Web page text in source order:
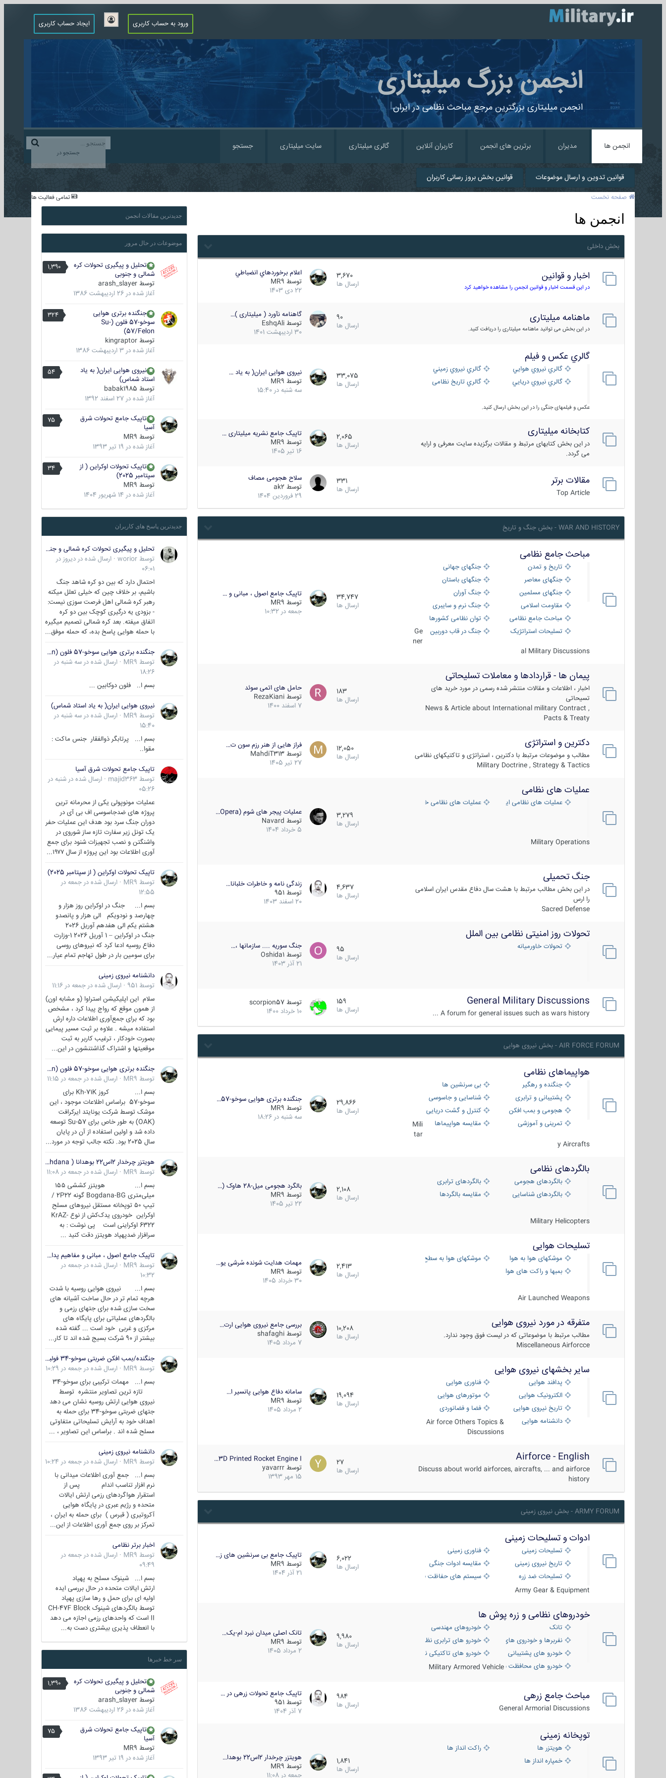
ورود به حساب کاربری ایجاد حساب کاربری
انجمن بزرگ میلیتاری
انجمن میلیتاری بزرگترین مرجع مباحث نظامی در ایران
جستجو در
انجمن ها مدیران برترین های انجمن کاربران آنلاین گالری میلیتاری سایت میلیتاری جستجو
قوانین تدوین و ارسال موضوعات قوانین بخش بروز رسانی کاربران
تمامی فعالیت ها صفحه نخست
انجمن ها
بخش داخلی
اخبار و قوانین
در این قسمت اخبار و قوانین انجمن را مشاهده خواهید کرد
3,670
ارسال ها
اعلام برخوردهاي انضباطي
توسط MR9
22 دی 1403
ماهنامه میلیتاری
در این بخش می توانید ماهنامه میلیتاری را دریافت کنید.
90
ارسال ها
گاهنامه نآورد ( میلیتاری )…
توسط EshqAli
30 اردیبهشت 1401
گالري عكس و فيلم
گالري نيروي هوايي
گالري نيروي زميني
گالري نيروي دريايي
گالري تاریخ نظامی
عکس و فیلمهای جنگی را در این بخش ارسال کنید.
33,075
ارسال ها
نیروی هوایی ایران( به یاد …
توسط MR9
سه شنبه در 15:40
کتابخانه میلیتاری
در این بخش کتابهای مرتبط و مقالات برگزیده سایت معرفی و ارایه
می گردد.
2,065
ارسال ها
تاپیک جامع نشریه میلیتاری …
توسط MR9
16 تیر 1405
مقالات برتر
Top Article
331
ارسال ها
سلاح هجومی مصاف
توسط ak2
29 فروردین 1404
WAR AND HISTORY - بخش جنگ و تاریخ
مباحث جامع نظامی
تاریخ و تمدن
جنگهای جهانی
جنگهای معاصر
جنگهای باستان
جنگهای مسلمین
جنگ آوران
مقاومت اسلامی
جنگ نرم و سایبری
مباحث جامع نظامی
توان نظامی کشورها
تسلیحات استراتژیک
جنگ در قاب دوربین
Ge
ner
al Military Discussions
34,747
ارسال ها
تاپیک جامع اصول ، مبانی و …
توسط MR9
جمعه در 10:32
پیمان ها - قراردادها و معاملات تسلیحاتی
اخبار ، اطلاعات و مقالات منتشر شده رسمی در مورد خرید های
تسیحاتی
News & Article about International military Contract ,
Pacts & Treaty
183
ارسال ها
حامل های اتمی سوئد
توسط RezaKiani
7 اسفند 1400
دکترین و استراتژی
مطالب و موضوعات مرتبط با دکترین ، استراتژی و تاکتیکهای نظامی
Military Doctrine , Strategy & Tactics
12,050
ارسال ها
فراز هایی از هنر رزم سون ت…
توسط MahdiT313
27 تیر 1405
عملیات های نظامی
عملیات های نظامی ایران عملیات های نظامی خارجی
Military Operations
3,279
ارسال ها
عملیات پیجر های شوم (Opera…
توسط Navard
5 خرداد 1404
جنگ تحمیلی
در این بخش مطالب مرتبط با هشت سال دفاع مقدس ایران اسلامی
را ارس
Sacred Defense
4,637
ارسال ها
زندگی نامه و خاطرات خلبانا…
توسط 951
20 اسفند 1403
تحولات روز امنیتی نظامی بین الملل
تحولات خاورمیانه
95
ارسال ها
جنگ سوریه .... سازمانها ،…
توسط Oshida1
21 آذر 1403
General Military Discussions
A forum for general issues such as wars history ...
159
ارسال ها
توسط scorpion57
10 خرداد 1400
AIR FORCE FORUM - بخش نیروی هوایی
هواپیماهای نظامی
جنگنده و رهگیر
بی سرنشین ها
پشتیبانی و ترابری
شناسایی و جاسوسی
هجومی و بمب افکن
کنترل و گشت دریایی
تمرینی و آموزشی
مقایسه هواپیماها
Mili
tar
y Aircrafts
29,866
ارسال ها
جنگنده برتری هوایی سوخو-57…
توسط MR9
سه شنبه در 18:26
بالگردهای نظامی
بالگردهای هجومی
بالگردهای ترابری
بالگردهای شناسایی
مقایسه بالگردها
Military Helicopters
2,108
ارسال ها
بالگرد هجومی میل-28 هاوک (…
توسط MR9
22 تیر 1405
تسلیحات هوایی
موشکهای هوا به هوا
موشکهای هوا به سطح
بمبها و راکت های هوایی
Air Launched Weapons
2,413
ارسال ها
مهمات هدایت شونده سُرشی یو…
توسط MR9
30 خرداد 1405
متفرقه در مورد نیروی هوایی
مطالب مرتبط با موضوعاتی که در لیست فوق وجود ندارد.
Miscellaneous Airforcce
10,208
ارسال ها
بررسی جامع نیروی هوایی ارت…
توسط shafaghi
7 مرداد 1405
سایر بخشهای نیروی هوایی
پدافند هوایی
فناوری هوایی
الکترونیک هوایی
موتورهای هوایی
تاریخ نیروی هوایی
فضا و فضانوردی
دانشنامه هوایی
Air force Others Topics &
Discussions
19,094
ارسال ها
سامانه دفاع هوایی پانسیر ا…
توسط MR9
2 مرداد 1405
Airforce - English
Discuss about world airforces, aircrafts, ... and airforce
history
27
ارسال ها
3D Printed Rocket Engine I…
توسط yavarrr
15 مهر 1393
ARMY FORUM - بخش نیروی زمینی
ادوات و تسلیحات زمینی
تسلیحات زمینی
فناوری زمینی
تاریخ نیروی زمینی
مقایسه ادوات جنگی
تسلیحات ضد زره
سیستم های حفاظت فعال
Army Gear & Equipment
6,022
ارسال ها
تاپیک جامع بی سرنشین های ز…
توسط MR9
21 آذر 1404
خودروهای نظامی و زره پوش ها
تانک
خودروهای مهندسی
نفربرها و خودروی های رزمی پیاده نظامخودرو های ترابری نظامی
خودرو های پشتیبانی آتش ، شناسایی و ضد تانک
خودرو های تاکتیکی نظامی
خودرو های محافظت شدهMilitary Armored Vehicle
9,980
ارسال ها
تانک اصلی میدان نبرد ام-یک…
توسط MR9
2 مرداد 1405
مباحث جامع زرهی
General Armorial Discussions
984
ارسال ها
تاپیک جامع تحولات زرهی در …
توسط 951
7 آذر 1404
توپخانه زمینی
هویتزر ها
راکت انداز ها
خمپاره انداز ها
1,841
ارسال ها
هویتزر چرخدار 2اس22 بوهدا…
توسط MR9
جمعه در 11:08
جدیدترین مقالات انجمن
موضوعات در حال مرور
1,390
تحلیل و پیگیری تحولات کره
شمالی و جنوبی
توسط arash_slayer
آغاز شده در 26 اردیبهشت 1386
324
جنگنده برتری هوایی
سوخو-57 فلون (Su-
57/Felon)
توسط kingraptor
آغاز شده در 3 اردیبهشت 1386
54
نیروی هوایی ایران( به یاد
استاد شماس)
توسط babak1985
آغاز شده در 27 اسفند 1392
75
تاپیک جامع تحولات شرق
آسیا
توسط MR9
آغاز شده در 19 تیر 1393
34
تاپیک تحولات اوکراین ( از
سپتامبر 2025)
توسط MR9
آغاز شده در 14 شهریور 1404
جدیدترین پاسخ های کاربران
تحلیل و پیگیری تحولات کره شمالی و جنوبی
توسط worior
· ارسال شده در دیروز در
06:01
احتمال دارد که بین دو کره شاهد جنگ
باشیم، بر خلاف چین که خیلی تعلل میکنه
رهبر کره شمالی اهل فرصت سوزی نیست:
- بزودی یه درگیری کوچک بین دو کره
اتفاق میفته. بعد کره شمالی تصمیم میگیره
با حمله هوایی پاسخ بده، که حمله موفق...
جنگنده برتری هوایی سوخو-57 فلون (Su-57/Felon)
توسط MR9
· ارسال شده در سه شنبه در
18:26
بسم ا.. فلون دوکابین ...
نیروی هوایی ایران( به یاد استاد شماس)
توسط MR9
· ارسال شده در سه شنبه در
15:40
بسم ا... پرتابگر ذوالفقار جنس ماکت :
مقوا..
تاپیک جامع تحولات شرق آسیا
توسط majid363
· ارسال شده در شنبه در
05:26
عملیات مونوپولی یکی از محرمانه ترین
پروژه های ضدجاسوسی اف بی آی در
دوران جنگ سرد بود هدف این عملیات حفر
یک تونل زیر سفارت تازه ساز شوروی در
واشنگتن و نصب تجهیزات شنود برای جمع
آوری اطلاعات بود این پروژه از سال ۱۹۷۷...
تاپیک تحولات اوکراین ( از سپتامبر 2025)
توسط MR9
· ارسال شده در جمعه در
12:55
بسم ا... جنگ در اوکراین روز هزار و
چهارصد و نودویکم الی هزار و پانصدو
هشتم یکم الی هفدهم آوریل 2026
جنگ در اوکراین – 1 آوریل 2026 1-وزارت
دفاع روسیه ادعا کرد که نیروهای روسی
برای سومین بار در طول تهاجم تمام عیار...
دانشنامه نیروی زمینی
توسط 951
· ارسال شده در جمعه در 11:16
سلام این اپلیکیشن استراوا (و مشابه اون)
از همون موقع که رواج پیدا کرد ، مشخص
بود که برای جمع‌آوری اطلاعات داره ارش
استفاده میشه . علاوه بر ثبت مسیر پیمایی
بصورت خودکار ، ترغیب کاربر به ثبت
موقعیتها و اشتراک‌ گذاشتنشون در این...
جنگنده برتری هوایی سوخو-57 فلون (Su-57/Felon)
توسط MR9
· ارسال شده در جمعه در 11:15
بسم ا... کروز Kh-71K برای
سوخو-57 براساس اطلاعات موجود ، این
موشک توسط شرکت یونایتد ایرکرافت
(OAK) به طور خاص برای Su-57 توسعه
داده شد و اولین استفاده از آن در پایان
سال 2025 بود. نکته جالب توجه در مورد...
هویتزر چرخدار 2اس22 بوهدانا ( wheeled howitzer 2S22 Bohdana )
توسط MR9
· ارسال شده در جمعه در 11:08
بسم ا... هویتزر کششی ۱۵۵
میلی‌متری Bogdana-BG گونه 2P22 /
تیپ ۵۰ توپخانه مستقل نیروهای مسلح
اوکراین خودروی یدک‌کش از نوع KrAZ-
6322 اوکراینی است پی نوشت : به
سرافزار ضدپهپاد هویتزر دقت کنید ...
تاپیک جامع اصول ، مبانی و مفاهیم پدافند غیر عامل
توسط MR9
· ارسال شده در جمعه در
10:32
بسم ا... نیروی هوایی روسیه با شدت
هرچه تمام تر در حال ساخت آشیانه های
سخت سازی شده برای جتهای رزمی و
بالگردهای عملیاتی برای پایگاه های
مرکزی و غربی خود است ... گفته شده
بیشتر از 90 شرکت بسیج شده اند تا کار...
جنگنده/بمب افکن ضربتی سوخو-34 فولبک ( Sukhoi Su-34/Fullback)
توسط MR9
· ارسال شده در جمعه در 10:29
بسم ا... مهمات ترکیبی برای سوخو-34
تازه ترین تصاویر منتشره توسط
نیروی هوایی ارتش روسیه نشان می دهد
جتهای ضربتی سوخو-34 برای حمله به
اهداف خود به آرایش تسلیحاتی متفاوتی
مسلح شده اند . براساس این تصاویر ، ...
دانشنامه نیروی زمینی
توسط MR9
· ارسال شده در جمعه در 10:24
بسم ا... جمع آوری اطلاعات میدانی با
نرم افزار تناسب اندام پس از
استقرار هواگردهای رزمی ارتش ایالات
متحده و رژیم عبری در پایگاه هوایی
آکروتیری ( قبرس ) برای حمله به ایران ،
تمرکز بر روی جمع آوری اطلاعات از این...
اخبار برتر نظامی
توسط MR9
· ارسال شده در جمعه در
09:49
بسم ا... شینوک مسلح به پهپاد
ارتش ایالات متحده در حال بررسی ایده
اولیه ای برای حمل و رها سازی پهپاد
توسط بالگردهای شینوک CH-47F Block
II است که واحدهای رزمی اجازه می دهد
با انعطاف پذیری بیشتری دست به...
سر خط خبرها
1,390
تحلیل و پیگیری تحولات کره
شمالی و جنوبی
توسط arash_slayer
آغاز شده در 26 اردیبهشت 1386
75
تاپیک جامع تحولات شرق
آسیا
توسط MR9
آغاز شده در 19 تیر 1393